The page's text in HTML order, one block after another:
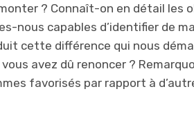
? Connaît-on en détail les
nous capables d’identifier de
cette différence qui nous
avez dû renoncer ?
favorisés par rapport à